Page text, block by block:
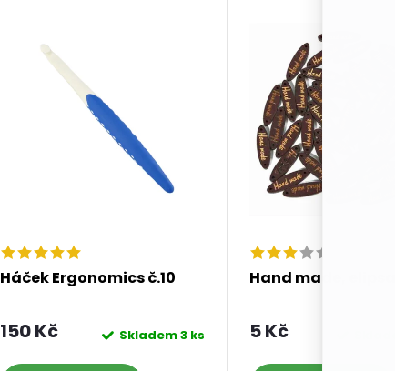
Háček Ergonomics č.10
150 Kč Skladem3 ks
Hand made, elipsa
5 Kč